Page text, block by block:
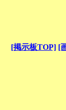
[掲示板TOP] [